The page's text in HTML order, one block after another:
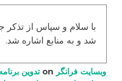
با سلام و سپاس از تذکر
شد و به منابع اشاره شد.
وبسایت فرانگر
تدوین